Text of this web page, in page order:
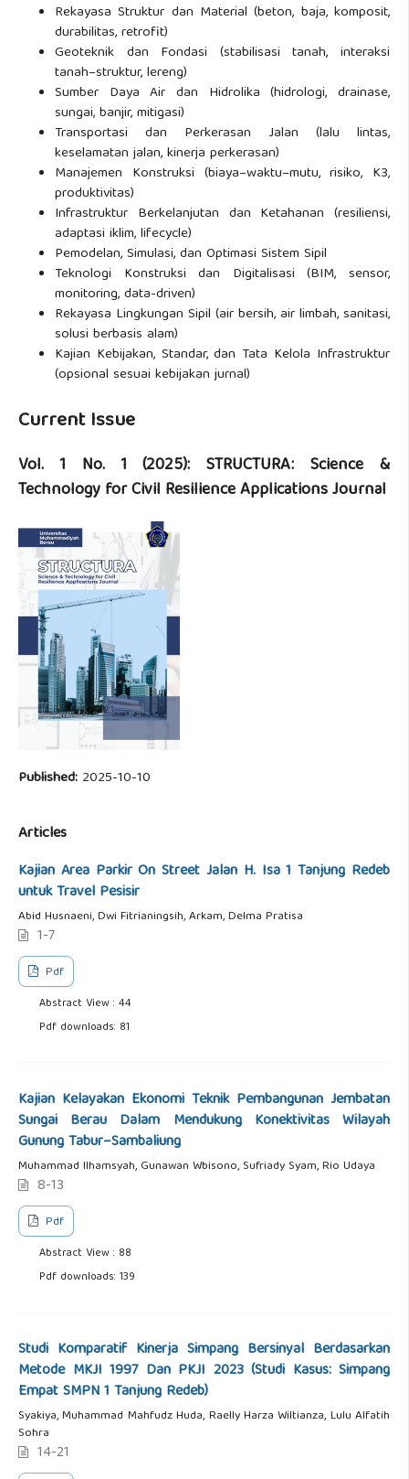
Rekayasa Struktur dan Material (beton, baja, komposit,
durabilitas, retrofit)
Geoteknik dan Fondasi (stabilisasi tanah, interaksi
tanah–struktur, lereng)
Sumber Daya Air dan Hidrolika (hidrologi, drainase,
sungai, banjir, mitigasi)
Transportasi dan Perkerasan Jalan (lalu lintas,
keselamatan jalan, kinerja perkerasan)
Manajemen Konstruksi (biaya–waktu–mutu, risiko, K3,
produktivitas)
Infrastruktur Berkelanjutan dan Ketahanan (resiliensi,
adaptasi iklim, lifecycle)
Pemodelan, Simulasi, dan Optimasi Sistem Sipil
Teknologi Konstruksi dan Digitalisasi (BIM, sensor,
monitoring, data-driven)
Rekayasa Lingkungan Sipil (air bersih, air limbah, sanitasi,
solusi berbasis alam)
Kajian Kebijakan, Standar, dan Tata Kelola Infrastruktur
(opsional sesuai kebijakan jurnal)
Current Issue
Vol. 1 No. 1 (2025): STRUCTURA: Science &
Technology for Civil Resilience Applications Journal
Published: 2025-10-10
Articles
Kajian Area Parkir On Street Jalan H. Isa 1 Tanjung Redeb
untuk Travel Pesisir
Abid Husnaeni, Dwi Fitrianingsih, Arkam, Delma Pratisa
1-7
Pdf
Abstract View : 44
Pdf downloads: 81
Kajian Kelayakan Ekonomi Teknik Pembangunan Jembatan
Sungai Berau Dalam Mendukung Konektivitas Wilayah
Gunung Tabur–Sambaliung
Muhammad Ilhamsyah, Gunawan Wbisono, Sufriady Syam, Rio Udaya
8-13
Pdf
Abstract View : 88
Pdf downloads: 139
Studi Komparatif Kinerja Simpang Bersinyal Berdasarkan
Metode MKJI 1997 Dan PKJI 2023 (Studi Kasus: Simpang
Empat SMPN 1 Tanjung Redeb)
Syakiya, Muhammad Mahfudz Huda, Raelly Harza Wiltianza, Lulu Alfatih
Sohra
14-21